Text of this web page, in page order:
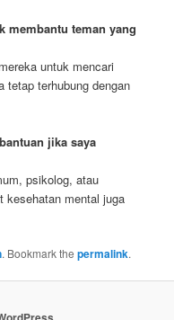
membantu teman yang
untuk mencari
tetap terhubung dengan
jika saya
psikolog, atau
kesehatan mental juga
. Bookmark thepermalink.